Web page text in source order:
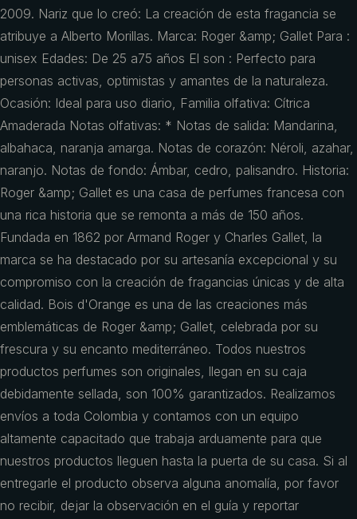
2009. Nariz que lo creó: La creación de esta fragancia se
atribuye a Alberto Morillas. Marca: Roger &amp; Gallet Para :
unisex Edades: De 25 a75 años El son : Perfecto para
personas activas, optimistas y amantes de la naturaleza.
Ocasión: Ideal para uso diario, Familia olfativa: Cítrica
Amaderada Notas olfativas: * Notas de salida: Mandarina,
albahaca, naranja amarga. Notas de corazón: Néroli, azahar,
naranjo. Notas de fondo: Ámbar, cedro, palisandro. Historia:
Roger &amp; Gallet es una casa de perfumes francesa con
una rica historia que se remonta a más de 150 años.
Fundada en 1862 por Armand Roger y Charles Gallet, la
marca se ha destacado por su artesanía excepcional y su
compromiso con la creación de fragancias únicas y de alta
calidad. Bois d'Orange es una de las creaciones más
emblemáticas de Roger &amp; Gallet, celebrada por su
frescura y su encanto mediterráneo. Todos nuestros
productos perfumes son originales, llegan en su caja
debidamente sellada, son 100% garantizados. Realizamos
envíos a toda Colombia y contamos con un equipo
altamente capacitado que trabaja arduamente para que
nuestros productos lleguen hasta la puerta de su casa. Si al
entregarle el producto observa alguna anomalía, por favor
no recibir, dejar la observación en el guía y reportar